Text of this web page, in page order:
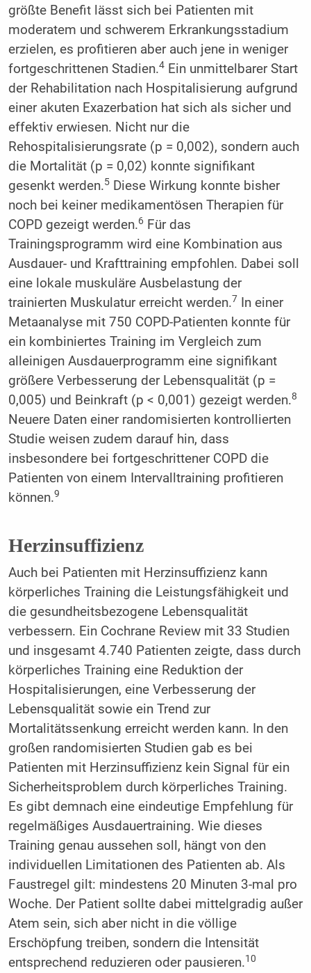
größte Benefit lässt sich bei Patienten mit
moderatem und schwerem Erkrankungsstadium
erzielen, es profitieren aber auch jene in weniger
fortgeschrittenen Stadien.4Ein unmittelbarer Start
der Rehabilitation nach Hospitalisierung aufgrund
einer akuten Exazerbation hat sich als sicher und
effektiv erwiesen. Nicht nur die
Rehospitalisierungsrate (p = 0,002), sondern auch
die Mortalität (p = 0,02) konnte signifikant
gesenkt werden.5Diese Wirkung konnte bisher
noch bei keiner medikamentösen Therapien für
COPD gezeigt werden.6Für das
Trainingsprogramm wird eine Kombination aus
Ausdauer- und Krafttraining empfohlen. Dabei soll
eine lokale muskuläre Ausbelastung der
trainierten Muskulatur erreicht werden.7
In einer
Metaanalyse mit 750 COPD-Patienten konnte für
ein kombiniertes Training im Vergleich zum
alleinigen Ausdauerprogramm eine signifikant
größere Verbesserung der Lebensqualität (p =
0,005) und Beinkraft (p < 0,001) gezeigt werden.8
Neuere Daten einer randomisierten kontrollierten
Studie weisen zudem darauf hin, dass
insbesondere bei fortgeschrittener COPD die
Patienten von einem Intervalltraining profitieren
können.9
Herzinsuffizienz
Auch bei Patienten mit Herzinsuffizienz kann
körperliches Training die Leistungsfähigkeit und
die gesundheitsbezogene Lebensqualität
verbessern. Ein Cochrane Review mit 33 Studien
und insgesamt 4.740 Patienten zeigte, dass durch
körperliches Training eine Reduktion der
Hospitalisierungen, eine Verbesserung der
Lebensqualität sowie ein Trend zur
Mortalitätssenkung erreicht werden kann. In den
großen randomisierten Studien gab es bei
Patienten mit Herzinsuffizienz kein Signal für ein
Sicherheitsproblem durch körperliches Training.
Es gibt demnach eine eindeutige Empfehlung für
regelmäßiges Ausdauertraining. Wie dieses
Training genau aussehen soll, hängt von den
individuellen Limitationen des Patienten ab. Als
Faustregel gilt: mindestens 20 Minuten 3-mal pro
Woche. Der Patient sollte dabei mittelgradig außer
Atem sein, sich aber nicht in die völlige
Erschöpfung treiben, sondern die Intensität
entsprechend reduzieren oder pausieren.10